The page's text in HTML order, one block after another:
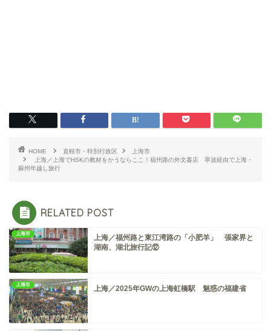
HOME 直轄市・特別行政区
上海市
上海／上海でHSKの教材をかうならここ！福州路の外文書店 寧波経由で上海・
蘇州年越し旅行
RELATED POST
上海市
上海／福州路と東江湾路の「小肥羊」 張家界と
湖南、湖北旅行記⑫
上海市 上海／2025年GWの上海虹橋駅 魅惑の福建省